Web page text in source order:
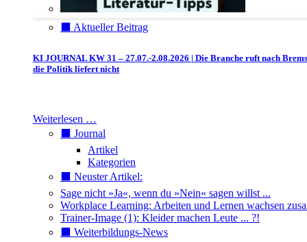
⬛️ Aktueller Beitrag
KI JOURNAL KW 31 – 27.07.-2.08.2026 | Die Branche ruft nach
die Politik liefert nicht
Weiterlesen …
⬛️ Journal
Artikel
Kategorien
⬛️ Neuster Artikel:
Sage nicht »Ja«, wenn du »Nein« sagen willst ...
Workplace Learning: Arbeiten und Lernen wachsen
Trainer-Image (1): Kleider machen Leute ... ?!
⬛️ Weiterbildungs-News